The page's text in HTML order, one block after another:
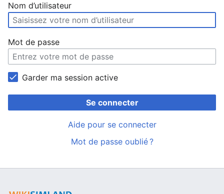
Nom d’utilisateur
Mot de passe
Garder ma session active
Se connecter
Aide pour se connecter
Mot de passe oublié ?